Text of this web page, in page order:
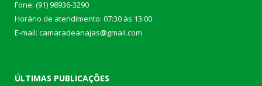
Fone: (91) 98936-3290
Horário de atendimento: 07:30 às 13:00
E-mail: camaradeanajas@gmail.com
ÚLTIMAS PUBLICAÇÕES